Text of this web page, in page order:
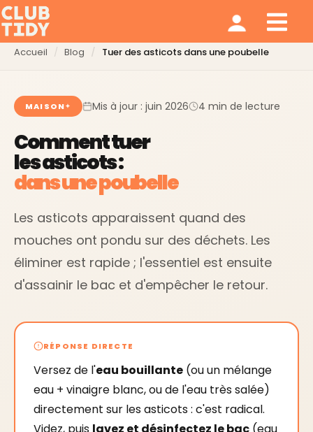
Accueil Blog Tuer des asticots dans une poubelle
MAISON Mis à jour : juin 2026 4 min de lecture
Comment tuer
les asticots :
dans une poubelle
Les asticots apparaissent quand des
mouches ont pondu sur des déchets. Les
éliminer est rapide ; l'essentiel est ensuite
d'assainir le bac et d'empêcher le retour.
RÉPONSE DIRECTE
Versez de l'eau bouillante (ou un mélange
eau + vinaigre blanc, ou de l'eau très salée)
directement sur les asticots : c'est radical.